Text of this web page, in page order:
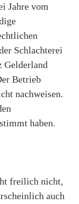
Jahre vom
Schlachterei
Gelderland
Betrieb
nachweisen.
haben.
freilich nicht,
auch